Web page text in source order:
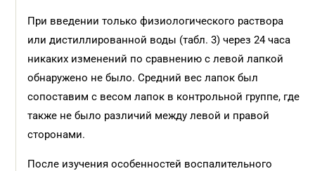
При введении только физиологического раствора
или дистиллированной воды (табл. 3) через 24 часа
никаких изменений по сравнению с левой лапкой
обнаружено не было. Средний вес лапок был
сопоставим с весом лапок в контрольной группе, где
также не было различий между левой и правой
сторонами.
После изучения особенностей воспалительного